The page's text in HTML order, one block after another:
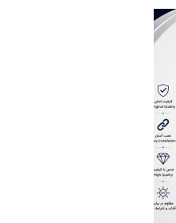
150,000 تومان